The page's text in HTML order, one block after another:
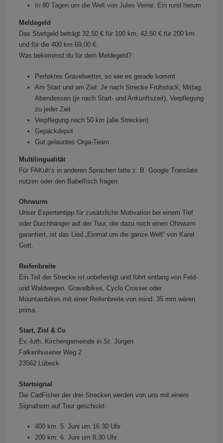
In 80 Tagen um die Welt von Jules Verne: Ein rund herum
Meldegeld
Das Startgeld beträgt 32,50 € für 100 km, 42,50 € für 200 km
und für die 400 km 69,00 €.
Was bekommst du für dein Meldegeld?
Perfektes Gravelwetter, so wie es gerade kommt
Am Start und am Ziel: Je nach Strecke Frühstück, Mittag,
Abendessen (je nach Start- und Ankunftszeit), Verpflegung
zu jeder Zeit
Verpflegung nach 50 km (alle Strecken)
Gepäckdepot
Gut gelauntes Orga-Team
Multilingualität
Für FAKuh’s in anderen Sprachen bitte z. B. Google Translate
nutzen oder den Babelfisch fragen.
Ohrwurm
Unser Expertentipp für zusätzliche Motivation bei einem Tief
oder Durchhänger auf der Tour, der dazu noch einen Ohrwurm
garantiert, ist das Lied „Einmal um die ganze Welt“ von Karel
Gott.
Reifenbreite
Ein Teil der Strecke ist unbefestigt und führt entlang von Feld-
und Waldwegen. Gravelbikes, Cyclo Crosser oder
Mountainbikes mit einer Reifenbreite von mind. 35 mm wären
prima.
Start, Ziel & Co
Ev.-luth. Kirchengemeinde in St. Jürgen
Falkenhusener Weg 2
23562 Lübeck
Startsignal
Die CadFisher der drei Strecken werden von uns mit einem
Signalhorn auf Tour geschickt:
400 km: 5. Juni um 16.30 Uhr
200 km: 6. Juni um 8.30 Uhr